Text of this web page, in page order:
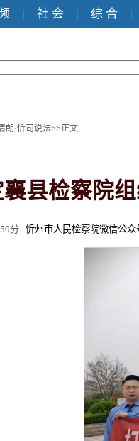
| 社 会 | 综 合 |
朗·忻司说法>>正文
襄县检察院
分 忻州市人民检察院微信公众